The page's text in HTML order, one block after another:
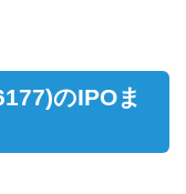
のIPOま